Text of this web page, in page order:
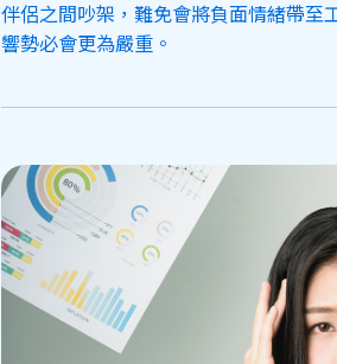
伴侶之間吵架，難免會將負面情緒帶至
響勢必會更為嚴重。